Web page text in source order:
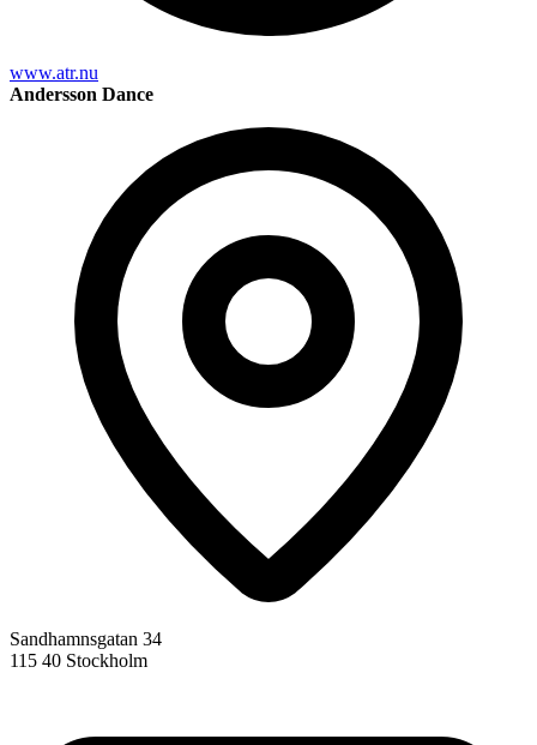
www.atr.nu
Andersson Dance
Sandhamnsgatan 34
115 40 Stockholm